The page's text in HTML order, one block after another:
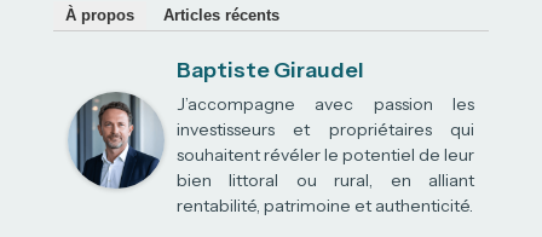
À propos Articles récents
Baptiste Giraudel
J’accompagne avec passion les
investisseurs et propriétaires qui
souhaitent révéler le potentiel de leur
bien littoral ou rural, en alliant
rentabilité, patrimoine et authenticité.